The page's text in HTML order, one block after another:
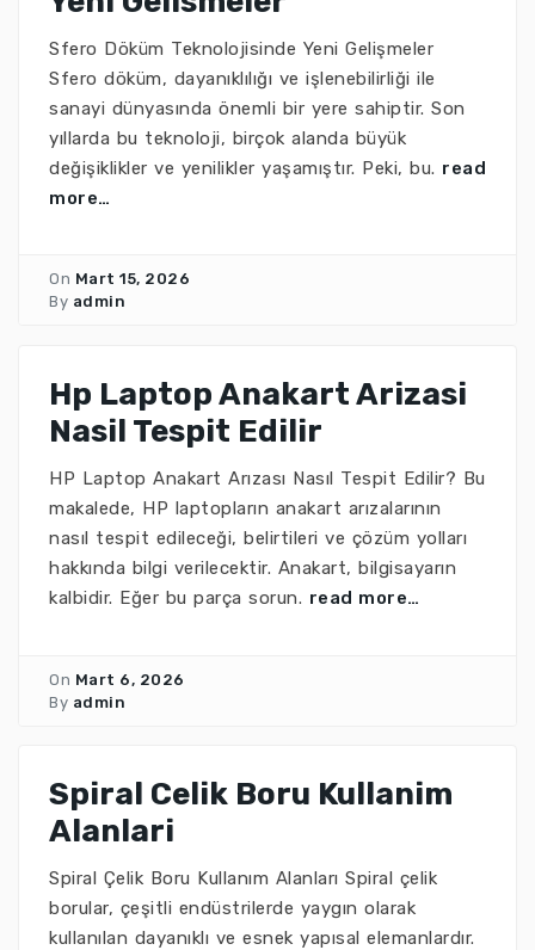
Sfero Döküm Teknolojisinde Yeni Gelişmeler
Sfero döküm, dayanıklılığı ve işlenebilirliği ile
sanayi dünyasında önemli bir yere sahiptir. Son
yıllarda bu teknoloji, birçok alanda büyük
değişiklikler ve yenilikler yaşamıştır. Peki, bu. read
more…
On Mart 15, 2026
By admin
Hp Laptop Anakart Arizasi
Nasil Tespit Edilir
HP Laptop Anakart Arızası Nasıl Tespit Edilir? Bu
makalede, HP laptopların anakart arızalarının
nasıl tespit edileceği, belirtileri ve çözüm yolları
hakkında bilgi verilecektir. Anakart, bilgisayarın
kalbidir. Eğer bu parça sorun. read more…
On Mart 6, 2026
By admin
Spiral Celik Boru Kullanim
Alanlari
Spiral Çelik Boru Kullanım Alanları Spiral çelik
borular, çeşitli endüstrilerde yaygın olarak
kullanılan dayanıklı ve esnek yapısal elemanlardır.